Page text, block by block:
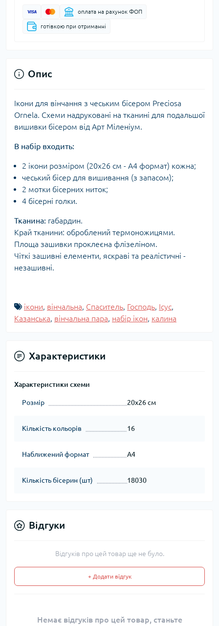
оплата на рахунок ФОП
готівкою при отриманні
Опис
Ікони для вінчання з чеським бісером Preciosa
Ornela. Схеми надруковані на тканині для подальшої
вишивки бісером від Арт Міленіум.
В набір входить:
2 ікони розміром (20х26 см - А4 формат) кожна;
чеський бісер для вишивання (з запасом);
2 мотки бісерних ниток;
4 бісерні голки.
Тканина: габардин.
Край тканини: оброблений термоножицями.
Площа зашивки проклеєна флізеліном.
Чіткі зашивні елементи, яскраві та реалістичні -
незашивні.
ікони, вінчальна, Спаситель, Господь, Ісус,
Казанська, вінчальна пара, набір ікон, калина
Характеристики
Характеристики схеми
Розмір 20x26 см
Кількість кольорів 16
Наближений формат А4
Кількість бісерин (шт) 18030
Відгуки
Відгуків про цей товар ще не було.
+ Додати відгук
Немає відгуків про цей товар, станьте